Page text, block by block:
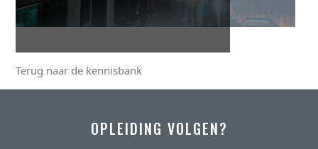
OPLEIDING VOLGEN?
Terug naar de kennisbank